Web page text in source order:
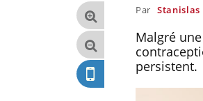
Par Stanislas
Malgré
persistent.